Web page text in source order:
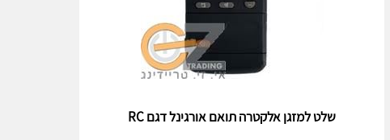
שלט למזגן אלקטרה תואם אורגינל דגם RC